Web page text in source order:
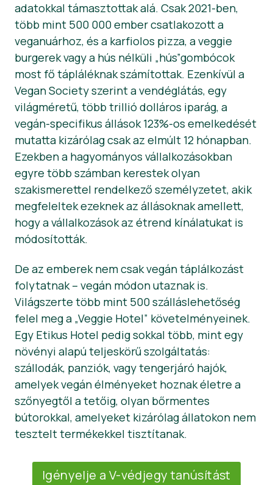
adatokkal támasztottak alá. Csak 2021-ben,
több mint 500 000 ember csatlakozott a
veganuárhoz, és a karfiolos pizza, a veggie
burgerek vagy a hús nélküli „hús”gombócok
most fő tápláléknak számítottak. Ezenkívül a
Vegan Society szerint a vendéglátás, egy
világméretű, több trillió dolláros iparág, a
vegán-specifikus állások 123%-os emelkedését
mutatta kizárólag csak az elmúlt 12 hónapban.
Ezekben a hagyományos vállalkozásokban
egyre több számban kerestek olyan
szakismerettel rendelkező személyzetet, akik
megfeleltek ezeknek az állásoknak amellett,
hogy a vállalkozások az étrend kínálatukat is
módosították.
De az emberek nem csak vegán táplálkozást
folytatnak – vegán módon utaznak is.
Világszerte több mint 500 szálláslehetőség
felel meg a „Veggie Hotel” követelményeinek.
Egy Etikus Hotel pedig sokkal több, mint egy
növényi alapú teljeskörű szolgáltatás:
szállodák, panziók, vagy tengerjáró hajók,
amelyek vegán élményeket hoznak életre a
szőnyegtől a tetőig, olyan bőrmentes
bútorokkal, amelyeket kizárólag állatokon nem
tesztelt termékekkel tisztítanak.
Igényelje a V-védjegy tanúsítást